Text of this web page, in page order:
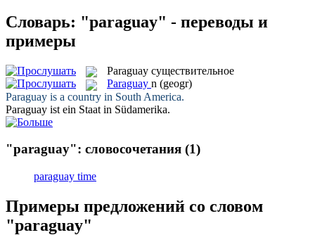
Словарь: "paraguay" - переводы и
примеры
Paraguay существительное
Paraguay n (geogr)
Paraguay is a country in South America.
Paraguay ist ein Staat in Südamerika.
"paraguay": словосочетания (1)
paraguay time
Примеры предложений со словом
"paraguay"